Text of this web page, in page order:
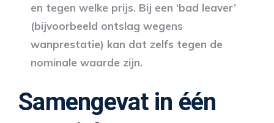
en tegen welke prijs. Bij een ‘bad leaver’
(bijvoorbeeld ontslag wegens
wanprestatie) kan dat zelfs tegen de
nominale waarde zijn.
Samengevat in één